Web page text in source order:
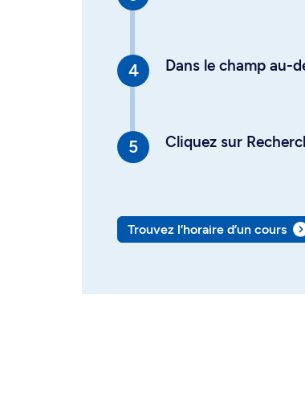
Dans le champ au-
Cliquez sur
Trouvez l’horaire d’un cours